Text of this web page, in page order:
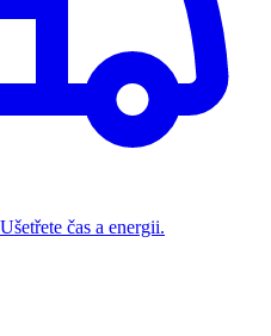
čas a energii.